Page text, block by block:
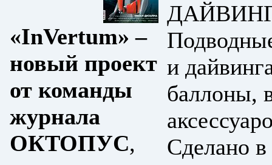
«InVertum» –
новый проект
от команды
журнала
ОКТОПУС,
и
баллоны,
Сделано